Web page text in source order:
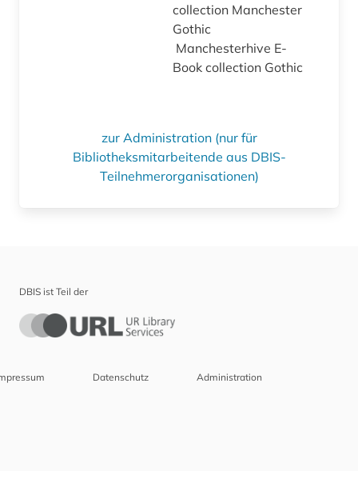
collection Manchester
Gothic
Manchesterhive E-
Book collection Gothic
zur Administration (nur für
Bibliotheksmitarbeitende aus DBIS-
Teilnehmerorganisationen)
DBIS ist Teil der
Datenschutz Administration